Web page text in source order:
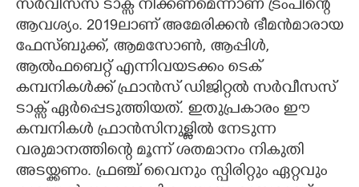
CONTACT US
സർവീസസ് ടാക്സ് നീക്കണമെന്നാണ് ട്രംപിന്റെ
ആവശ്യം. 2019ലാണ് അമേരിക്കൻ ഭീമൻമാരായ
ഫേസ്ബുക്ക്, ആമസോൺ, ആപ്പിൾ,
ആൽഫബെറ്റ് എന്നിവയടക്കം ടെക്
കമ്പനികൾക്ക് ഫ്രാൻസ് ഡിജിറ്റൽ സർവീസസ്
ടാക്സ് ഏർപ്പെടുത്തിയത്. ഇതുപ്രകാരം ഈ
കമ്പനികൾ ഫ്രാൻസിനുള്ളിൽ നേടുന്ന
വരുമാനത്തിന്റെ മൂന്ന് ശതമാനം നികുതി
അടയ്ക്കണം. ഫ്രഞ്ച് വൈനും സ്പിരിറ്റും ഏറ്റവും